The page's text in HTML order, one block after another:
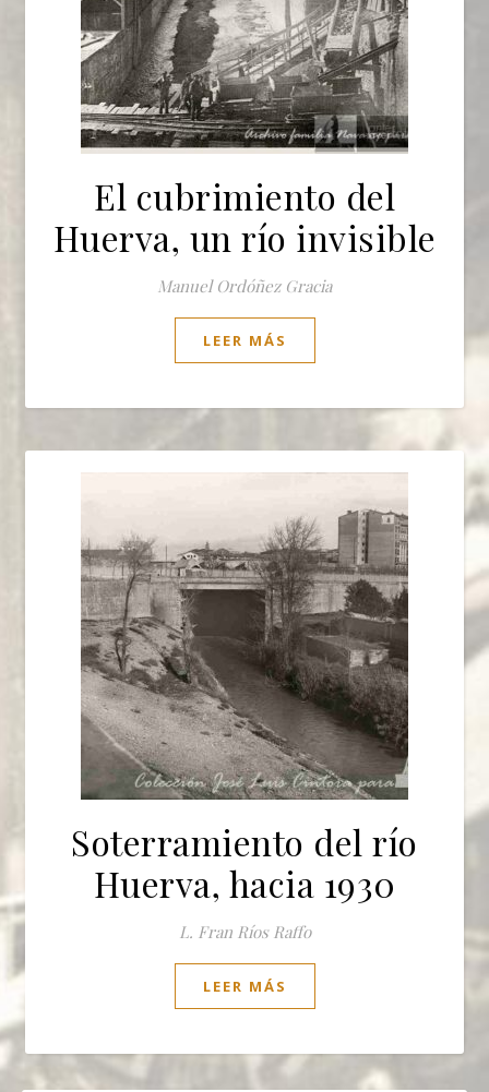
El cubrimiento del
Huerva, un río invisible
Manuel Ordóñez Gracia
LEER MÁS
Soterramiento del río
Huerva, hacia 1930
L. Fran Ríos Raffo
LEER MÁS